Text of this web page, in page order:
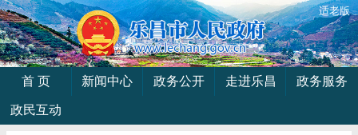
适老版
首 页 新闻中心 政务公开 走进乐昌
政务服务
政民互动